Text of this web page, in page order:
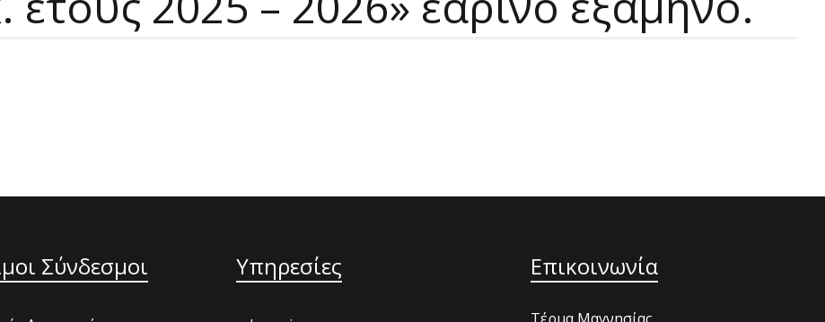
Σύνδεσμοι Υπηρεσίες Επικοινωνία